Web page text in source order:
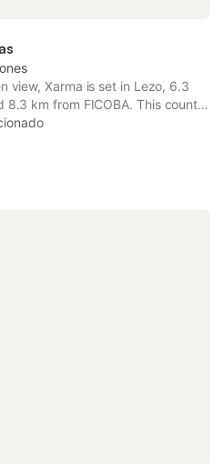
view, Xarma is set in Lezo, 6.3
km from FICOBA. This country
free shuttle service and free
facilities for disabled...